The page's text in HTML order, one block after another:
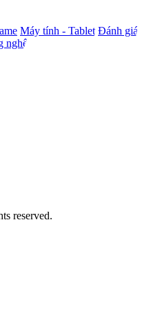
Máy tính - Tablet Đánh giá
nghệ
reserved.